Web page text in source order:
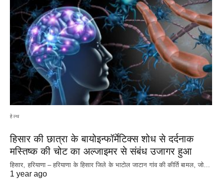
हेल्थ
हिसार की छात्रा के बायोइन्फॉर्मेटिक्स शोध से दर्दनाक
मस्तिष्क की चोट का अल्जाइमर से संबंध उजागर हुआ
हिसार, हरियाणा – हरियाणा के हिसार जिले के भाटोल जाटान गांव की कीर्ति बामल, जो…
1 year ago